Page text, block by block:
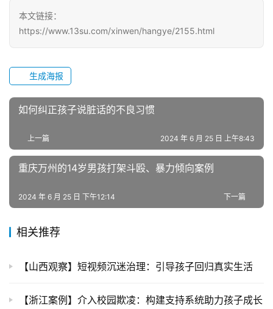
研
中
心
长
中
全
国
少
叛
本文链接：
https://www.13su.com/xinwen/hangye/2155.html
生成海报
如何纠正孩子说脏话的不良习惯
上一篇 2024 年 6 月 25 日 上午8:43
重庆万州的14岁男孩打架斗殴、暴力倾向案例
下一篇
2024 年 6 月 25 日 下午12:14
相关推荐
【山西观察】短视频沉迷治理：引导孩子回归真实生活
【浙江案例】介入校园欺凌：构建支持系统助力孩子成长